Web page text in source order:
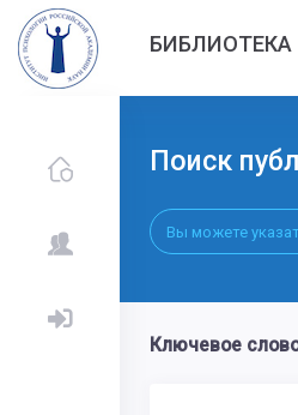
Поиск
Ключевое